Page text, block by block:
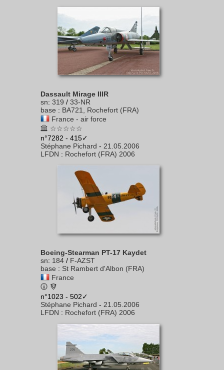
Dassault Mirage IIIR
sn: 319 / 33-NR
base : BA721, Rochefort (FRA)
France - air force
☆☆☆☆☆
n°7282 - 415✓
Stéphane Pichard - 21.05.2006
LFDN : Rochefort (FRA) 2006
Boeing-Stearman PT-17 Kaydet
sn: 184 / F-AZST
base : St Rambert d'Albon (FRA)
France
n°1023 - 502✓
Stéphane Pichard - 21.05.2006
LFDN : Rochefort (FRA) 2006